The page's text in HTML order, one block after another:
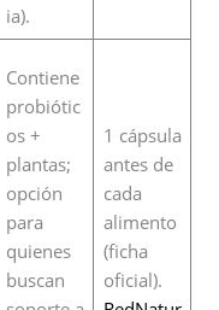
ia).
Contiene
probiótic
os +
plantas;
opción
para
quienes
buscan
1 cápsula
antes de
cada
alimento
(ficha
oficial).